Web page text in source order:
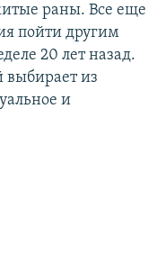
раны. Все еще
пойти другим
20 лет назад.
выбирает из
и